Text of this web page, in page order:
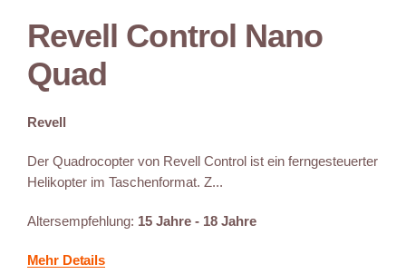
Revell Control Nano
Quad
Revell
Der Quadrocopter von Revell Control ist ein ferngesteuerter
Helikopter im Taschenformat. Z...
Altersempfehlung: 15 Jahre - 18 Jahre
Mehr Details